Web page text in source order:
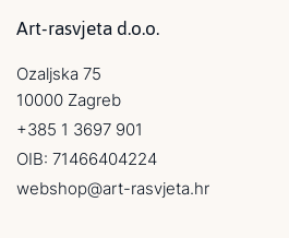
Art-rasvjeta d.o.o.
Ozaljska 75
10000 Zagreb
+385 1 3697 901
OIB: 71466404224
webshop@art-rasvjeta.hr